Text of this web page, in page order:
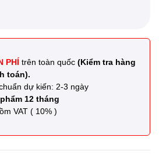
PHÍ trên toàn quốc (Kiểm tra hàng
toán).
dự kiến: 2-3 ngày
12 tháng
VAT ( 10% )